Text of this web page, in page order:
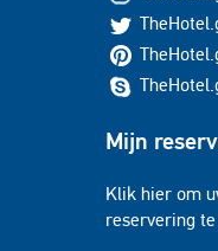
Mijn
Klik hier om
reservering